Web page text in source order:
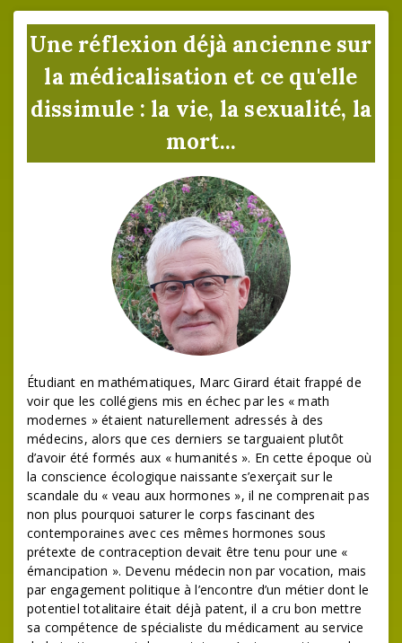
des
articles
Une réflexion déjà ancienne sur
la médicalisation et ce qu'elle
dissimule : la vie, la sexualité, la
mort...
Étudiant en mathématiques, Marc Girard était frappé de
voir que les collégiens mis en échec par les « math
modernes » étaient naturellement adressés à des
médecins, alors que ces derniers se targuaient plutôt
d’avoir été formés aux « humanités ». En cette époque où
la conscience écologique naissante s’exerçait sur le
scandale du « veau aux hormones », il ne comprenait pas
non plus pourquoi saturer le corps fascinant des
contemporaines avec ces mêmes hormones sous
prétexte de contraception devait être tenu pour une «
émancipation ». Devenu médecin non par vocation, mais
par engagement politique à l’encontre d’un métier dont le
potentiel totalitaire était déjà patent, il a cru bon mettre
sa compétence de spécialiste du médicament au service